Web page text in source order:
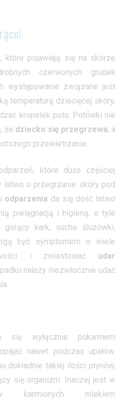
które pojawiają się na skórze
czerwonych grudek
występowanie związane jest
temperaturą dziecięcej skóry,
kropelek potu. Potówki nie
że dziecko się przegrzewa, a
przewietrzania.
które dużo częściej
łatwo o przegrzanie skóry pod
odparzenia da się dość łatwo
pielęgnacją i higieną, o tyle
gorący kark, suche śluzówki,
być symptomem o wiele
i zwiastować udar
należy niezwłocznie udać
się wyłącznie pokarmem
nawet podczas upałów.
dokładnie takiej ilości płynów,
się organizm. Inaczej jest w
karmionych mlekiem